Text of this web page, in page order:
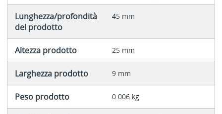
Lunghezza/profondità
del prodotto
45 mm
Altezza prodotto 25 mm
Larghezza prodotto 9 mm
Peso prodotto 0.006 kg